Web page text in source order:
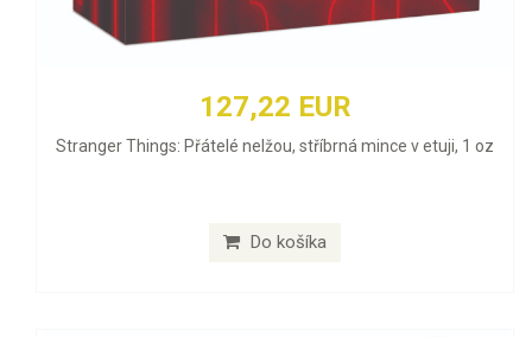
127,22 EUR
Stranger Things: Přátelé nelžou, stříbrná mince v etuji, 1 oz
Do košíka